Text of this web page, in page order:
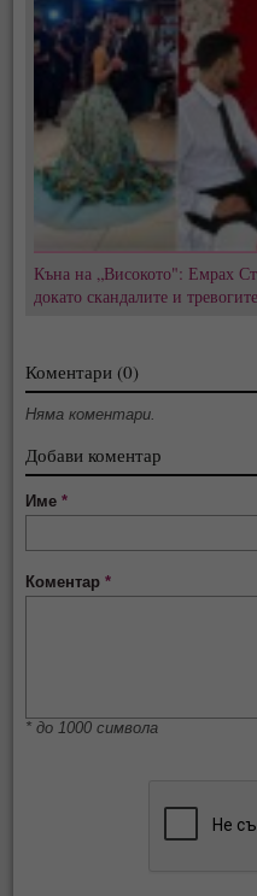
Къна на „Високото": Емрах
докато скандалите и
Коментари (0)
Няма коментари.
Добави коментар
Име*
Коментар*
* до 1000 символа